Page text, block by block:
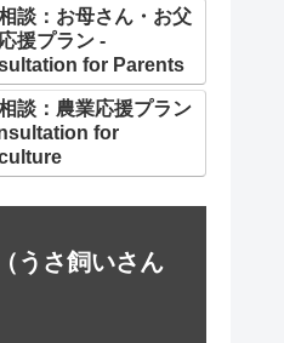
談：お母さん・お父
援プラン -
for Parents
談：農業応援プラン
for
うさ飼いさん